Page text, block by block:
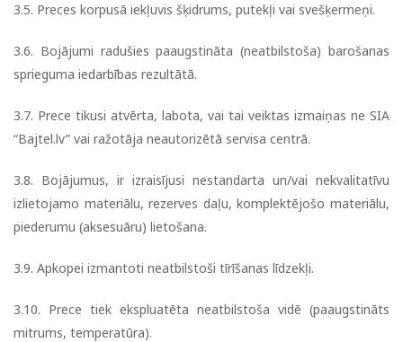
3.5. Preces korpusā iekļuvis šķidrums, putekļi vai svešķermeņi.
3.6. Bojājumi radušies paaugstināta (neatbilstoša) barošanas
sprieguma iedarbības rezultātā.
3.7. Prece tikusi atvērta, labota, vai tai veiktas izmaiņas ne SIA
“Bajtel.lv” vai ražotāja neautorizētā servisa centrā.
3.8. Bojājumus, ir izraisījusi nestandarta un/vai nekvalitatīvu
izlietojamo materiālu, rezerves daļu, komplektējošo materiālu,
piederumu (aksesuāru) lietošana.
3.9. Apkopei izmantoti neatbilstoši tīrīšanas līdzekļi.
3.10. Prece tiek ekspluatēta neatbilstoša vidē (paaugstināts
mitrums, temperatūra).